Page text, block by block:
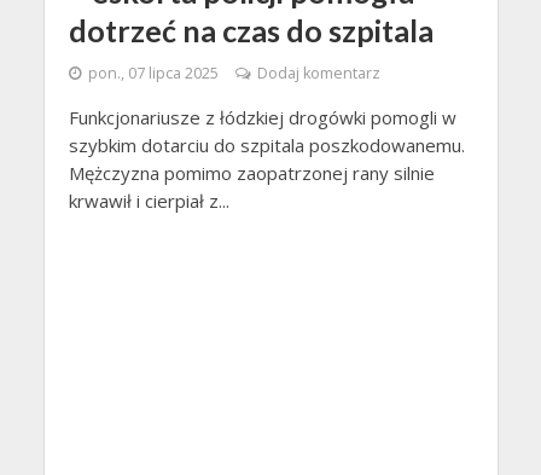
dotrzeć na czas do szpitala
pon., 07 lipca 2025 Dodaj komentarz
Funkcjonariusze z łódzkiej drogówki pomogli w
szybkim dotarciu do szpitala poszkodowanemu.
Mężczyzna pomimo zaopatrzonej rany silnie
krwawił i cierpiał z...